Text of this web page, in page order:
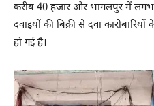
करीब 40 हजार और भागलपुर में
दवाइयों की बिक्री से दवा
हो गई है।